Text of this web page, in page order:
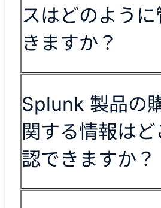
スはどのように
きますか？
Splunk 製品の
関する情報は
認できますか？